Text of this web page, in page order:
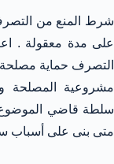
شرط المنع من
على مدة معقولة .
التصرف حماية
مشروعية المصلحة
سلطة قاضي الموضوع
متى بنى على أسباب